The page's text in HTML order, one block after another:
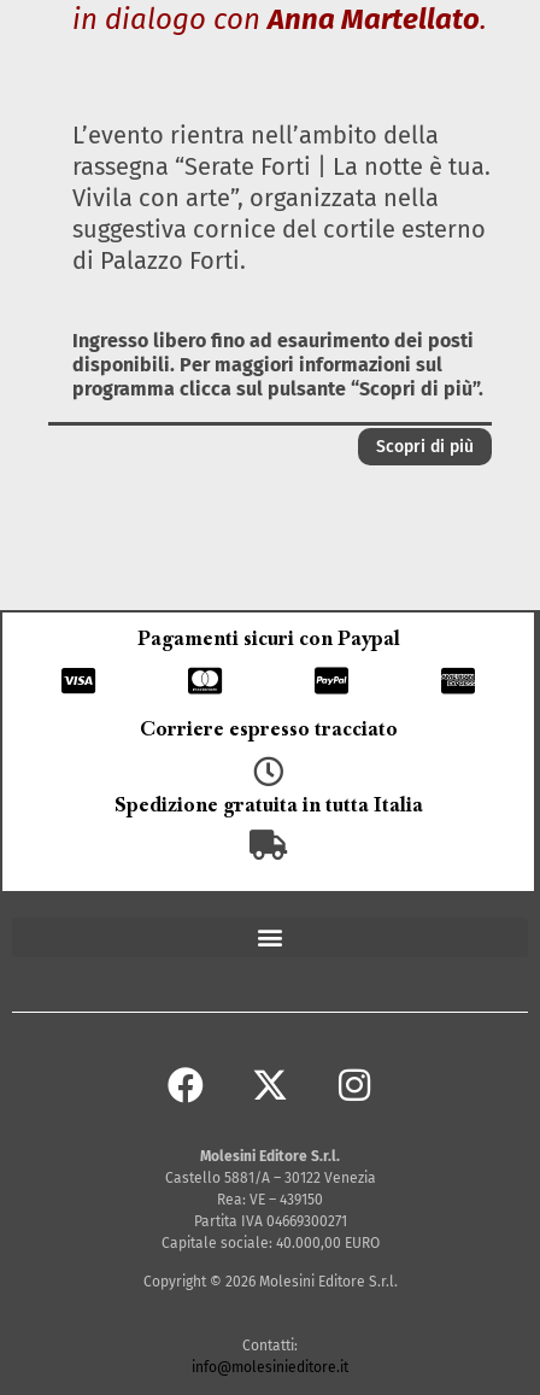
in dialogo conAnna Martellato.
L’evento rientra nell’ambito della
rassegna “Serate Forti | La notte è tua.
Vivila con arte”, organizzata nella
suggestiva cornice del cortile esterno
di Palazzo Forti.
Ingresso libero fino ad esaurimento dei posti
disponibili. Per maggiori informazioni sul
programma clicca sul pulsante “Scopri di più”.
Scopri di più
Pagamenti sicuri con Paypal
Corriere espresso tracciato
Spedizione gratuita in tutta Italia
Molesini Editore S.r.l.
Castello 5881/A – 30122 Venezia
Rea: VE – 439150
Partita IVA 04669300271
Capitale sociale: 40.000,00 EURO
Copyright © 2026 Molesini Editore S.r.l.
Contatti:
info@molesinieditore.it